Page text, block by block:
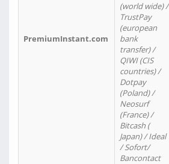
PremiumInstant.com
(world wide) /
TrustPay
(european
bank
transfer) /
QIWI (CIS
countries) /
Dotpay
(Poland) /
Neosurf
(France) /
Bitcash (
Japan) / Ideal
/ Sofort/
Bancontact